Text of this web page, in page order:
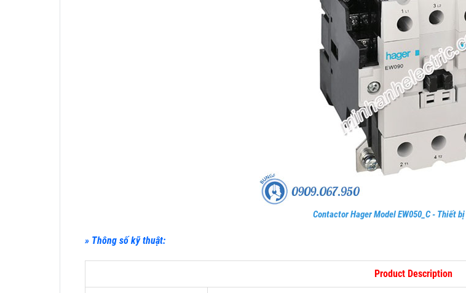
Contactor Hager Model EW050_C - Thiết
» Thông số kỹ thuật:
Product Description